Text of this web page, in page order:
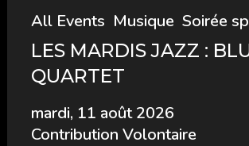
All Events Musique Soirée
LES MARDIS JAZZ :
QUARTET
mardi, 11 août 2026
Contribution Volontaire